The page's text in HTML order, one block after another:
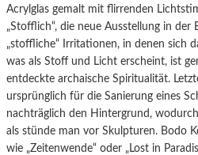
Acrylglas gemalt mit flirrenden
„Stofflich“, die neue Ausstellung in
„stoffliche“ Irritationen, in denen sich
was als Stoff und Licht erscheint, ist
entdeckte archaische Spiritualität.
ursprünglich für die Sanierung eines
nachträglich den Hintergrund,
als stünde man vor Skulpturen. Bodo
wie „Zeitenwende“ oder „Lost in